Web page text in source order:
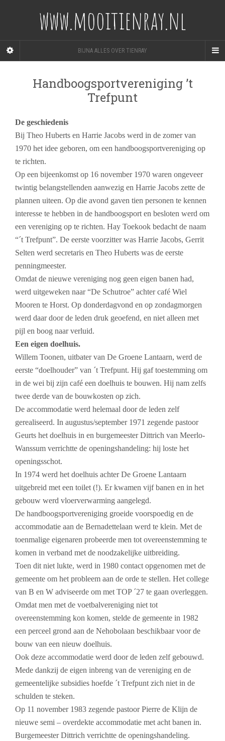
www.mooitienray.nl
BIJNA ALLES OVER TIENRAY
Handboogsportvereniging ’t
Trefpunt
De geschiedenis
Bij Theo Huberts en Harrie Jacobs werd in de zomer van
1970 het idee geboren, om een handboogsportvereniging op
te richten.
Op een bijeenkomst op 16 november 1970 waren ongeveer
twintig belangstellenden aanwezig en Harrie Jacobs zette de
plannen uiteen. Op die avond gaven tien personen te kennen
interesse te hebben in de handboogsport en besloten werd om
een vereniging op te richten. Hay Toekook bedacht de naam
“´t Trefpunt”. De eerste voorzitter was Harrie Jacobs, Gerrit
Selten werd secretaris en Theo Huberts was de eerste
penningmeester.
Omdat de nieuwe vereniging nog geen eigen banen had,
werd uitgeweken naar “De Schutroe” achter café Wiel
Mooren te Horst. Op donderdagvond en op zondagmorgen
werd daar door de leden druk geoefend, en niet alleen met
pijl en boog naar verluid.
Een eigen doelhuis.
Willem Toonen, uitbater van De Groene Lantaarn, werd de
eerste “doelhouder” van ´t Trefpunt. Hij gaf toestemming om
in de wei bij zijn café een doelhuis te bouwen. Hij nam zelfs
twee derde van de bouwkosten op zich.
De accommodatie werd helemaal door de leden zelf
gerealiseerd. In augustus/september 1971 zegende pastoor
Geurts het doelhuis in en burgemeester Dittrich van Meerlo-
Wanssum verrichtte de openingshandeling: hij loste het
openingsschot.
In 1974 werd het doelhuis achter De Groene Lantaarn
uitgebreid met een toilet (!). Er kwamen vijf banen en in het
gebouw werd vloerverwarming aangelegd.
De handboogsportvereniging groeide voorspoedig en de
accommodatie aan de Bernadettelaan werd te klein. Met de
toenmalige eigenaren probeerde men tot overeenstemming te
komen in verband met de noodzakelijke uitbreiding.
Toen dit niet lukte, werd in 1980 contact opgenomen met de
gemeente om het probleem aan de orde te stellen. Het college
van B en W adviseerde om met TOP ´27 te gaan overleggen.
Omdat men met de voetbalvereniging niet tot
overeenstemming kon komen, stelde de gemeente in 1982
een perceel grond aan de Nehobolaan beschikbaar voor de
bouw van een nieuw doelhuis.
Ook deze accommodatie werd door de leden zelf gebouwd.
Mede dankzij de eigen inbreng van de vereniging en de
gemeentelijke subsidies hoefde ´t Trefpunt zich niet in de
schulden te steken.
Op 11 november 1983 zegende pastoor Pierre de Klijn de
nieuwe semi – overdekte accommodatie met acht banen in.
Burgemeester Dittrich verrichtte de openingshandeling.